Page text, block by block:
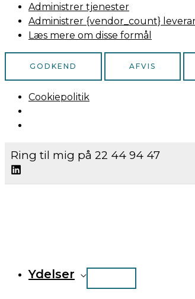
Administrer tjenester
Administrer {vendor_count}
Læs mere om disse formål
GODKEND AFVIS
Cookiepolitik
Ring til mig på 22 44 94 47
Ydelser